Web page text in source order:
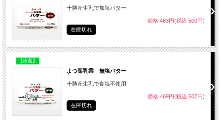
十勝産生乳で加塩バター
価格:463円(税込 500円)
在庫切れ
【冷蔵】
よつ葉乳業 無塩バター
十勝産生乳で食塩不使用
価格:469円(税込 507円)
在庫切れ